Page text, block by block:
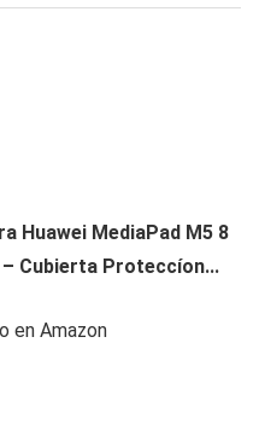
Huawei MediaPad M5 8
Cubierta Proteccíon...
en Amazon